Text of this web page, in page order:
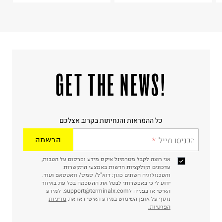
!GET THE NEWS
כל ההמראות והנחיתות בקרוב אצלכם
הכניסו מייל הרשמה
אני רוצה לקבל מטרמינל איקס מידע ופרסום על הטבות,
עדכונים וקולקציות חדשות באמצעי התקשרות
והטכנולוגיה השונים כגון: דוא"ל/ סמס/ וואטסאפ ועוד.
ידוע לי כי באפשרותי לבטל את ההסכמה בכל עת באיזור
האישי או בפנייה לsupport@terminalx.com. למידע
נוסף על אופן השימוש במידע האישי ראו את מדיניות
הפרטיות.